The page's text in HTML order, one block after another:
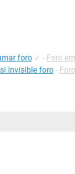
foro ✓ - Foro
invisible foro -